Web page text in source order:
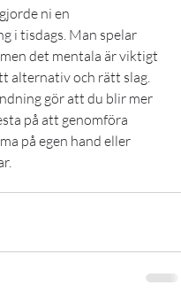
ni en
i tisdags. Man spelar
det mentala är viktigt
alternativ och rätt slag.
gör att du blir mer
på att genomföra
på egen hand eller